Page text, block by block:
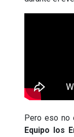
Pero eso no
Equipo los